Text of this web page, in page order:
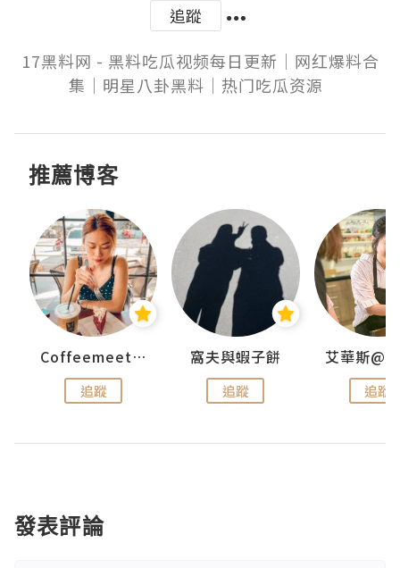
追蹤
17黑料网 - 黑料吃瓜视频每日更新｜网红爆料合
集｜明星八卦黑料｜热门吃瓜资源
推薦博客
Coffeemeetjojo
追蹤
窩夫與蝦子餅
追蹤 追蹤
發表評論